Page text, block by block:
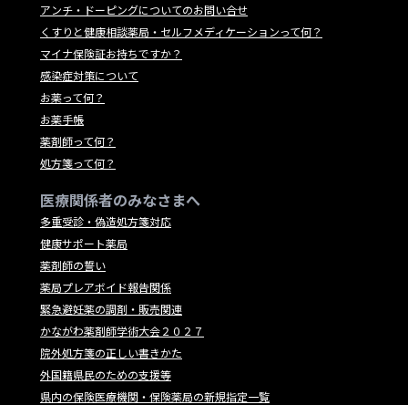
アンチ・ドーピングについてのお問い合せ
くすりと健康相談薬局・セルフメディケーションって何？
マイナ保険証お持ちですか？
感染症対策について
お薬って何？
お薬手帳
薬剤師って何？
処方箋って何？
医療関係者のみなさまへ
多重受診・偽造処方箋対応
健康サポート薬局
薬剤師の誓い
薬局プレアボイド報告関係
緊急避妊薬の調剤・販売関連
かながわ薬剤師学術大会２０２７
院外処方箋の正しい書きかた
外国籍県民のための支援等
県内の保険医療機関・保険薬局の新規指定一覧